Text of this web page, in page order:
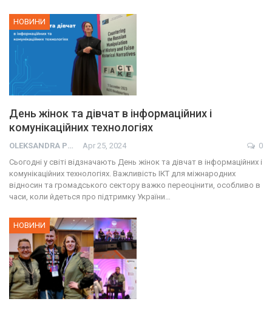
НОВИНИ
День жінок та дівчат в інформаційних і
комунікаційних технологіях
OLEKSANDRA PRESS Apr 25, 2024
0
Сьогодні у світі відзначають День жінок та дівчат в інформаційних і
комунікаційних технологіях. Важливість ІКТ для міжнародних
відносин та громадського сектору важко переоцінити, особливо в
часи, коли йдеться про підтримку України…
НОВИНИ